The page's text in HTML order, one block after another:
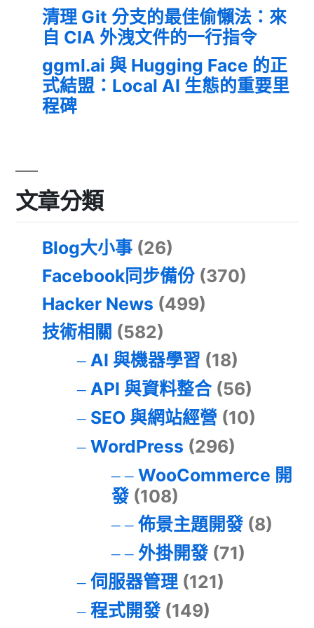
清理 Git 分支的最佳偷懶法：來
自 CIA 外洩文件的一行指令
ggml.ai 與 Hugging Face 的正
式結盟：Local AI 生態的重要里
程碑
文章分類
Blog大小事 (26)
Facebook同步備份 (370)
Hacker News (499)
技術相關 (582)
AI 與機器學習 (18)
API 與資料整合(56)
SEO 與網站經營 (10)
WordPress (296)
WooCommerce 開
發(108)
佈景主題開發(8)
外掛開發(71)
伺服器管理(121)
程式開發(149)